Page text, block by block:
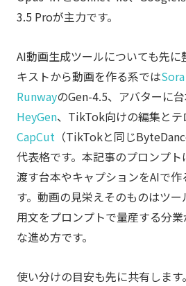
3.5 Proが主力です。
AI動画生成ツールについても先に
キストから動画を作る系ではSora
RunwayのGen-4.5、アバターに
HeyGen、TikTok向けの編集とテ
CapCut （TikTokと同じ
代表格です。本記事のプロンプ
渡す台本やキャプションをAIで
す。動画の見栄えそのものはツ
用文をプロンプトで量産する分
な進め方です。
使い分けの目安も先に共有しま